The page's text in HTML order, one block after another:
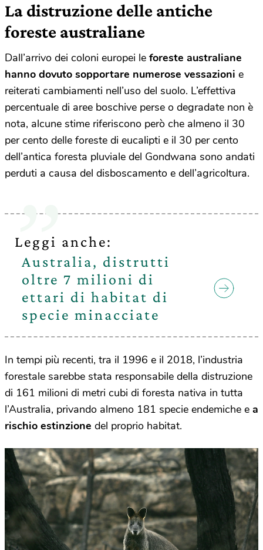
La distruzione delle antiche
foreste australiane
Dall’arrivo dei coloni europei le foreste australiane
hanno dovuto sopportare numerose vessazioni e
reiterati cambiamenti nell’uso del suolo. L’effettiva
percentuale di aree boschive perse o degradate non è
nota, alcune stime riferiscono però che almeno il 30
per cento delle foreste di eucalipti e il 30 per cento
dell’antica foresta pluviale del Gondwana sono andati
perduti a causa del disboscamento e dell’agricoltura.
Leggi anche:
Australia, distrutti
oltre 7 milioni di
ettari di habitat di
specie minacciate
In tempi più recenti, tra il 1996 e il 2018, l’industria
forestale sarebbe stata responsabile della distruzione
di 161 milioni di metri cubi di foresta nativa in tutta
l’Australia, privando almeno 181 specie endemiche e a
rischio estinzione del proprio habitat.